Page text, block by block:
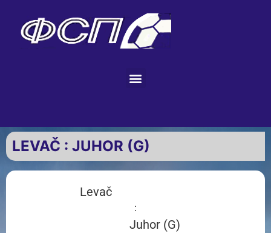
LEVAČ : JUHOR (G)
Levač
:
Juhor (G)